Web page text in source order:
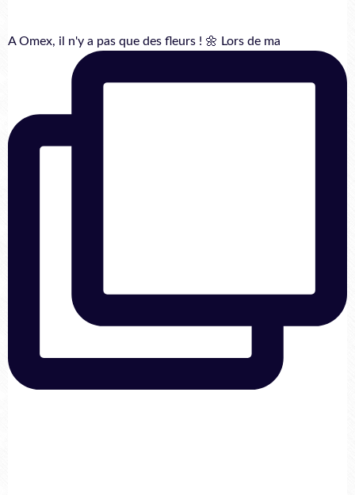
A Omex, il n'y a pas que des fleurs ! 🌼 Lors de ma